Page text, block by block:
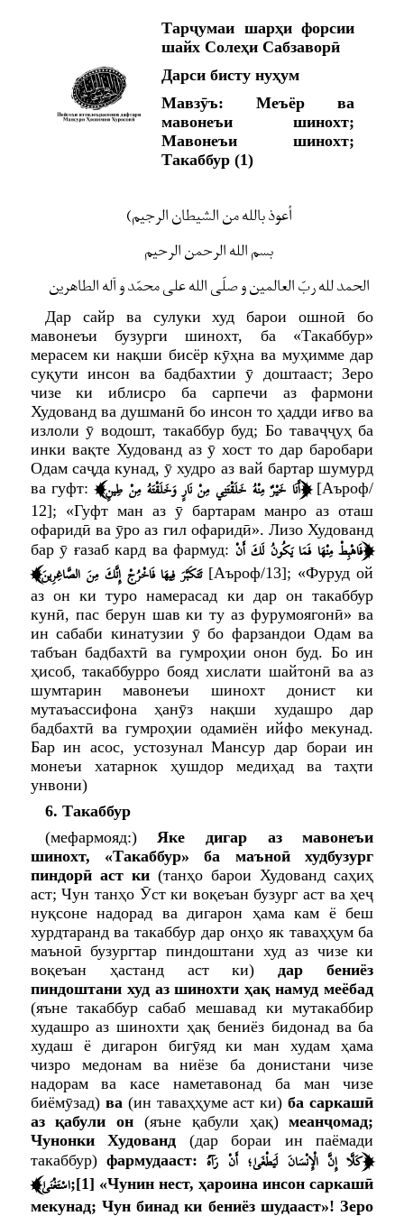
Тарҷумаи шарҳи форсии
шайх Солеҳи Сабзаворӣ
Дарси бисту нуҳум
Мавзӯъ: Меъёр ва
мавонеъи шинохт;
Мавонеъи шинохт;
Такаббур (1)
(أعوذ بالله من الشیطان الرجیم
بسم الله الرحمن الرحیم
الحمد لله ربّ العالمین و صلّی الله علی محمّد و آله الطاهرین
Дар сайр ва сулуки худ барои ошноӣ бо
мавонеъи бузурги шинохт, ба «Такаббур»
мерасем ки нақши бисёр кӯҳна ва муҳимме дар
суқути инсон ва бадбахтии ӯ доштааст; Зеро
чизе ки иблисро ба сарпечи аз фармони
Худованд ва душманӣ бо инсон то ҳадди иғво ва
излоли ӯ водошт, такаббур буд; Бо таваҷҷуҳ ба
инки вақте Худованд аз ӯ хост то дар баробари
Одам саҷда кунад, ӯ худро аз вай бартар шумурд
ва гуфт:
﴿أَنَا خَيْرٌ مِنْهُ خَلَقْتَنِي مِنْ نَارٍ وَخَلَقْتَهُ مِنْ طِينٍ﴾
[Аъроф/
12]; «Гуфт ман аз ӯ бартарам манро аз оташ
офаридӣ ва ӯро аз гил офаридӣ». Лизо Худованд
бар ӯ ғазаб кард ва фармуд:
﴿فَاهْبِطْ مِنْهَا فَمَا يَكُونُ لَكَ أَنْ
تَتَكَبَّرَ فِيهَا فَاخْرُجْ إِنَّكَ مِنَ الصَّاغِرِينَ﴾ [Аъроф/13]; «Фуруд ой
аз он ки туро намерасад ки дар он такаббур
кунӣ, пас берун шав ки ту аз фурумоягонӣ» ва
ин сабаби кинатузии ӯ бо фарзандои Одам ва
табъан бадбахтӣ ва гумроҳии онон буд. Бо ин
ҳисоб, такаббурро бояд хислати шайтонӣ ва аз
шумтарин мавонеъи шинохт донист ки
мутаъассифона ҳанӯз нақши худашро дар
бадбахтӣ ва гумроҳии одамиён ийфо мекунад.
Бар ин асос, устозунал Мансур дар бораи ин
монеъи хатарнок ҳушдор медиҳад ва таҳти
унвони)
6. Такаббур
(мефармояд:)Яке дигар аз мавонеъи
шинохт, «Такаббур» ба маъноӣ худбузург
пиндорӣ аст ки (танҳо барои Худованд саҳиҳ
аст; Чун танҳо Ӯст ки воқеъан бузург аст ва ҳеҷ
нуқсоне надорад ва дигарон ҳама кам ё беш
хурдтаранд ва такаббур дар онҳо як таваҳҳум ба
маъноӣ бузургтар пиндоштани худ аз чизе ки
воқеъан ҳастанд аст ки) дар бениёз
пиндоштани худ аз шинохти ҳақ намуд меёбад
(яъне такаббур сабаб мешавад ки мутакаббир
худашро аз шинохти ҳақ бениёз бидонад ва ба
худаш ё дигарон бигӯяд ки ман худам ҳама
чизро медонам ва ниёзе ба донистани чизе
надорам ва касе наметавонад ба ман чизе
биёмӯзад)ва (ин таваҳҳуме аст ки) ба саркашӣ
аз қабули он (яъне қабули ҳақ)меанҷомад;
Чунонки Худованд (дар бораи ин паёмади
такаббур) фармудааст: ﴿كَلَّا إِنَّ الْإِنْسَانَ لَيَطْغَىٰ؛ أَنْ رَآهُ
اسْتَغْنَىٰ﴾ ;[1] «Чунин нест, ҳароина инсон саркашӣ
мекунад; Чун бинад ки бениёз шудааст»! Зеро